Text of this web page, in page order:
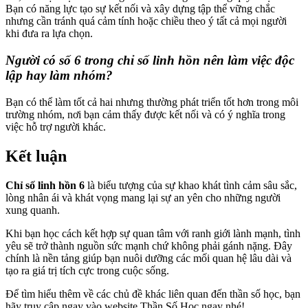
Bạn có năng lực tạo sự kết nối và xây dựng tập thể vững chắc
nhưng cần tránh quá cảm tính hoặc chiều theo ý tất cả mọi người
khi đưa ra lựa chọn.
Người có số 6 trong chỉ số linh hồn nên làm việc độc
lập hay làm nhóm?
Bạn có thể làm tốt cả hai nhưng thường phát triển tốt hơn trong môi
trường nhóm, nơi bạn cảm thấy được kết nối và có ý nghĩa trong
việc hỗ trợ người khác.
Kết luận
Chỉ số linh hồn 6 là biểu tượng của sự khao khát tình cảm sâu sắc,
lòng nhân ái và khát vọng mang lại sự an yên cho những người
xung quanh.
Khi bạn học cách kết hợp sự quan tâm với ranh giới lành mạnh, tình
yêu sẽ trở thành nguồn sức mạnh chứ không phải gánh nặng. Đây
chính là nền tảng giúp bạn nuôi dưỡng các mối quan hệ lâu dài và
tạo ra giá trị tích cực trong cuộc sống.
Để tìm hiểu thêm về các chủ đề khác liên quan đến thần số học, bạn